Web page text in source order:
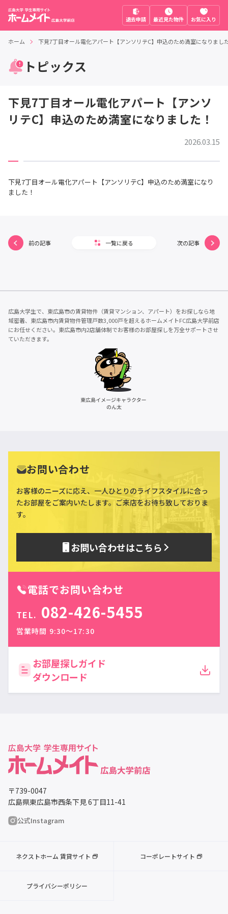
退去申請 最近見た物件 お気に入り
ホーム 下見7丁目オール電化アパート【アンソリテC】申込のため満室になりまし
トピックス
下見7丁目オール電化アパート【アンソ
リテC】申込のため満室になりました！
2026.03.15
下見7丁目オール電化アパート【アンソリテC】申込のため満室になり
ました！
前の記事 一覧に戻る 次の記事
広島大学生で、東広島市の賃貸物件（賃貸マンション、アパート）をお探しなら地
域密着、東広島市内賃貸物件管理戸数3,000戸を超えるホームメイトFC広島大学前店
にお任せください。東広島市内2店舗体制でお客様のお部屋探しを万全サポートさせ
ていただきます。
お問い合わせ
お客様のニーズに応え、一人ひとりのライフスタイルに合っ
たお部屋をご案内いたします。ご来店をお待ち致しておりま
す。
お問い合わせはこちら
電話でお問い合わせ
TEL. 082-426-5455
営業時間 9:30〜17:30
お部屋探しガイド
ダウンロード
〒739-0047
広島県東広島市西条下見 6丁目11-41
公式Instagram
ネクストホーム 賃貸サイト コーポレートサイト
プライバシーポリシー